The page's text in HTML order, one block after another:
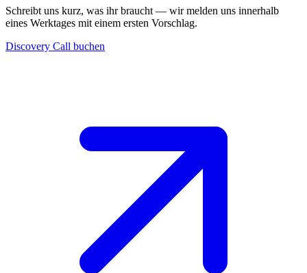
Schreibt uns kurz, was ihr braucht — wir melden uns innerhalb
eines Werktages mit einem ersten Vorschlag.
Discovery Call buchen